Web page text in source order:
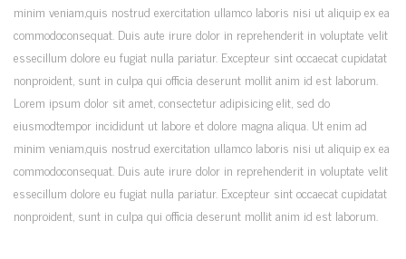
minim veniam,quis nostrud exercitation ullamco laboris nisi ut aliquip ex ea
commodoconsequat. Duis aute irure dolor in reprehenderit in voluptate velit
essecillum dolore eu fugiat nulla pariatur. Excepteur sint occaecat cupidatat
nonproident, sunt in culpa qui officia deserunt mollit anim id est laborum.
Lorem ipsum dolor sit amet, consectetur adipisicing elit, sed do
eiusmodtempor incididunt ut labore et dolore magna aliqua. Ut enim ad
minim veniam,quis nostrud exercitation ullamco laboris nisi ut aliquip ex ea
commodoconsequat. Duis aute irure dolor in reprehenderit in voluptate velit
essecillum dolore eu fugiat nulla pariatur. Excepteur sint occaecat cupidatat
nonproident, sunt in culpa qui officia deserunt mollit anim id est laborum.